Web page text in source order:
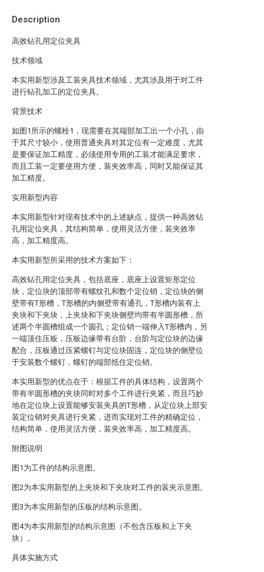
Description
高效钻孔用定位夹具
技术领域
本实用新型涉及工装夹具技术领域，尤其涉及用于对工件
进行钻孔加工的定位夹具。
背景技术
如图1所示的螺栓1，现需要在其端部加工出一个小孔，由
于其尺寸较小，使用普通夹具对其定位有一定难度，尤其
是要保证加工精度，必须使用专用的工装才能满足要求，
而且工装一定要使用方便，装夹效率高，同时又能保证其
加工精度。
实用新型内容
本实用新型针对现有技术中的上述缺点，提供一种高效钻
孔用定位夹具，其结构简单，使用灵活方便，装夹效率
高，加工精度高。
本实用新型所采用的技术方案如下：
高效钻孔用定位夹具，包括底座，底座上设置矩形定位
块，定位块的顶部带有螺纹孔和数个定位销，定位块的侧
壁带有T形槽，T形槽的内侧壁带有通孔，T形槽内装有上
夹块和下夹块，上夹块和下夹块侧壁均带有半圆形槽，所
述两个半圆槽组成一个圆孔；定位销一端伸入T形槽内，另
一端顶住压板，压板边缘带有台阶，台阶与定位块的边缘
配合，压板通过压紧螺钉与定位块固连，定位块的侧壁位
于安装数个螺钉，螺钉的端部抵住定位销。
本实用新型的优点在于：根据工件的具体结构，设置两个
带有半圆形槽的夹块同时对多个工件进行夹紧，而且巧妙
地在定位块上设置能够安装夹具的T形槽，从定位块上部安
装定位销对夹具进行夹紧，进而实现对工件的精确定位，
结构简单，使用灵活方便，装夹效率高，加工精度高。
附图说明
图1为工件的结构示意图。
图2为本实用新型的上夹块和下夹块对工件的装夹示意图。
图3为本实用新型的压板的结构示意图。
图4为本实用新型的结构示意图（不包含压板和上下夹
块）。
具体实施方式